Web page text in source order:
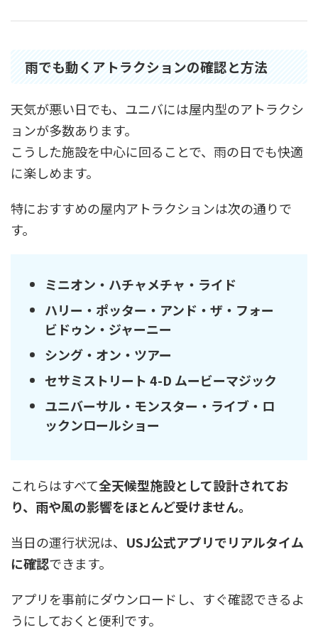
雨でも動くアトラクションの確認と方法
天気が悪い日でも、ユニバには屋内型のアトラクシ
ョンが多数あります。
こうした施設を中心に回ることで、雨の日でも快適
に楽しめます。
特におすすめの屋内アトラクションは次の通りで
す。
ミニオン・ハチャメチャ・ライド
ハリー・ポッター・アンド・ザ・フォー
ビドゥン・ジャーニー
シング・オン・ツアー
セサミストリート 4-D ムービーマジック
ユニバーサル・モンスター・ライブ・ロ
ックンロールショー
これらはすべて全天候型施設として設計されてお
り、雨や風の影響をほとんど受けません。
当日の運行状況は、 USJ公式アプリでリアルタイム
に確認できます。
アプリを事前にダウンロードし、すぐ確認できるよ
うにしておくと便利です。